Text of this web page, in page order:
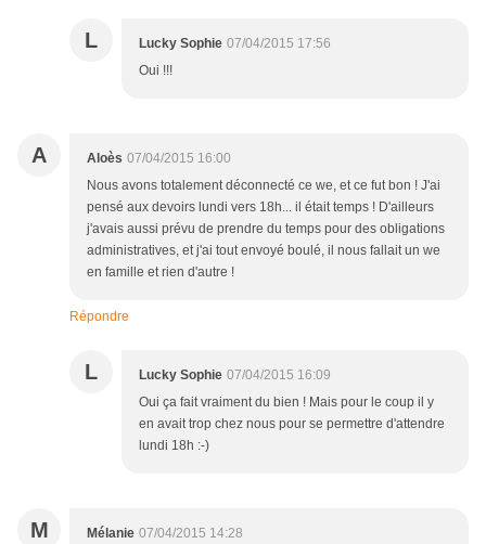
L Lucky Sophie 07/04/2015 17:56
Oui !!!
A Aloès 07/04/2015 16:00
Nous avons totalement déconnecté ce we, et ce fut bon ! J'ai
pensé aux devoirs lundi vers 18h... il était temps ! D'ailleurs
j'avais aussi prévu de prendre du temps pour des obligations
administratives, et j'ai tout envoyé boulé, il nous fallait un we
en famille et rien d'autre !
Répondre
L Lucky Sophie 07/04/2015 16:09
Oui ça fait vraiment du bien ! Mais pour le coup il y
en avait trop chez nous pour se permettre d'attendre
lundi 18h :-)
M Mélanie 07/04/2015 14:28